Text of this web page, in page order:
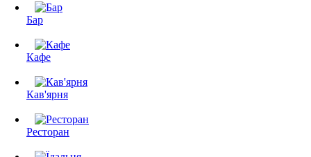
Бар
Кафе
Кав'ярня
Ресторан